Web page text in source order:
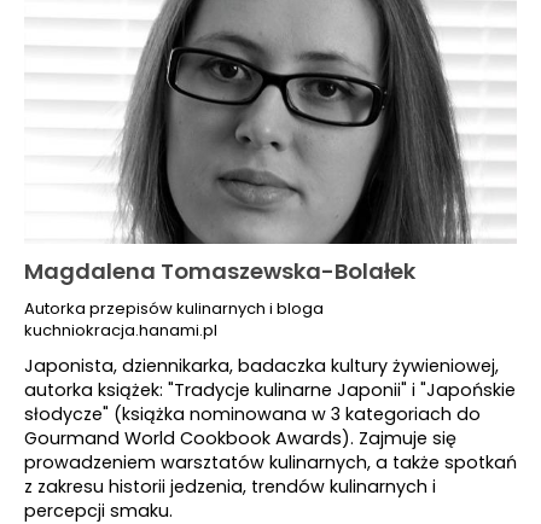
Magdalena Tomaszewska-Bolałek
Autorka przepisów kulinarnych i bloga
kuchniokracja.hanami.pl
Japonista, dziennikarka, badaczka kultury żywieniowej,
autorka książek: "Tradycje kulinarne Japonii" i "Japońskie
słodycze" (książka nominowana w 3 kategoriach do
Gourmand World Cookbook Awards). Zajmuje się
prowadzeniem warsztatów kulinarnych, a także spotkań
z zakresu historii jedzenia, trendów kulinarnych i
percepcji smaku.